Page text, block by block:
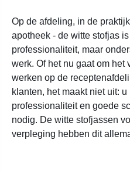
Op de afdeling, in de
apotheek - de witte stofjas
professionaliteit, maar
werk. Of het nu gaat om het
werken op de
klanten, het maakt niet uit: u
professionaliteit en goede
nodig. De witte stofjassen
verpleging hebben dit